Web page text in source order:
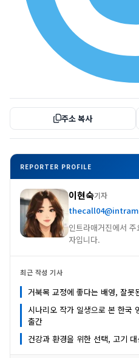
주소 복사
REPORTER PROFILE
이현숙기자
인트라매거진에서
자입니다.
최근 작성 기사
거북목 교정에 좋다는 배영, 잘못
시나리오 작가 일생으로 본 한국
출간
건강과 환경을 위한 선택, 고기